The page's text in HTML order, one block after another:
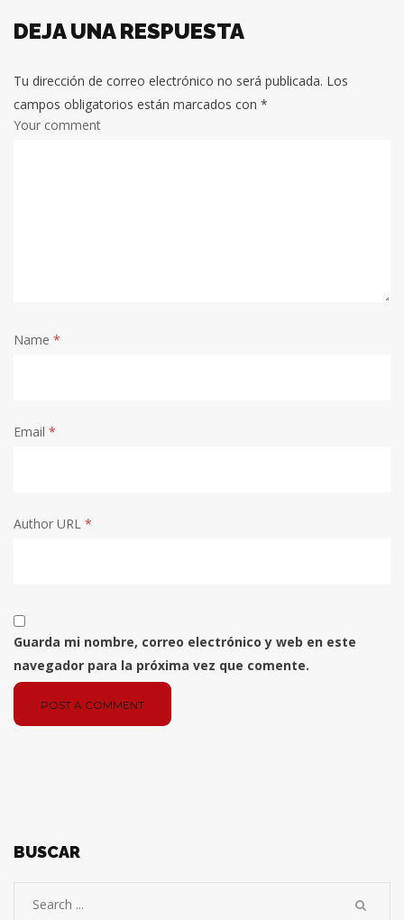
DEJA UNA RESPUESTA
Tu dirección de correo electrónico no será publicada. Los
campos obligatorios están marcados con *
Your comment
Name *
Email *
Author URL *
Guarda mi nombre, correo electrónico y web en este
navegador para la próxima vez que comente.
POST A COMMENT
BUSCAR